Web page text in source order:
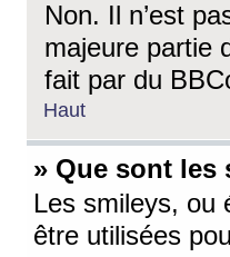
Non. Il n’est
majeure partie
fait par du
Haut
» Que sont les
Les smileys, ou
être utilisées